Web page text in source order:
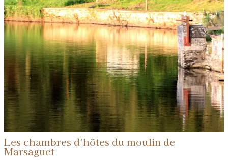
Les chambres d'hôtes du moulin de
Marsaguet